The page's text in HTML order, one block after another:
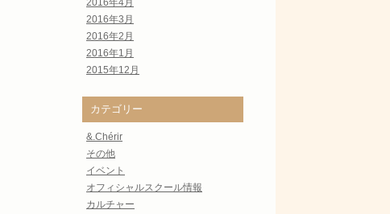
2016年4月
2016年3月
2016年2月
2016年1月
2015年12月
カテゴリー
&.Chérir
その他
イベント
オフィシャルスクール情報
カルチャー